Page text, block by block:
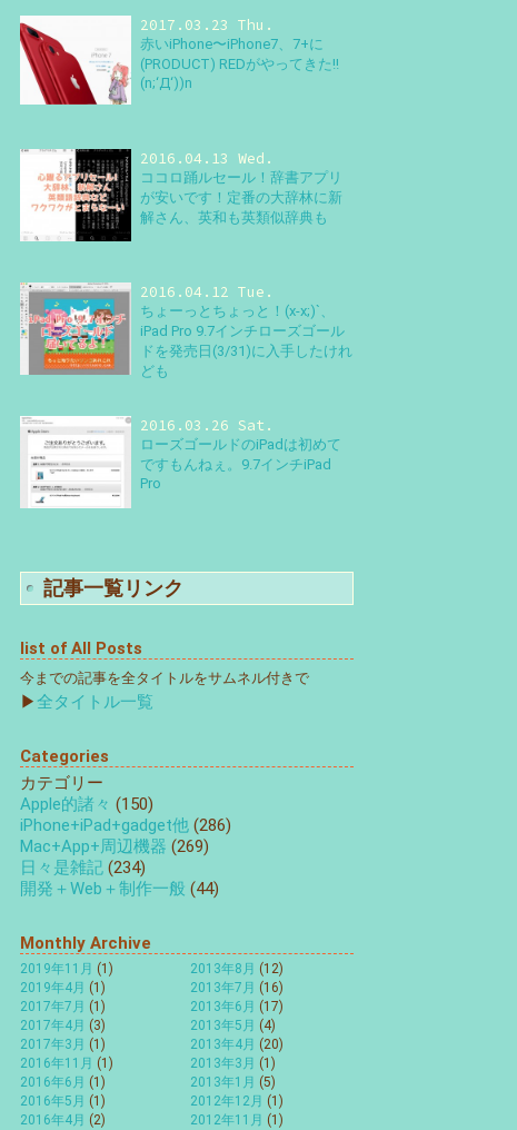
2017.03.23 Thu.
赤いiPhone〜iPhone7、7+に
(PRODUCT) REDがやってきた!!
(n;‘Д‘))n
2016.04.13 Wed.
ココロ踊ルセール！辞書アプリ
が安いです！定番の大辞林に新
解さん、英和も英類似辞典も
2016.04.12 Tue.
ちょーっとちょっと！(x-x;)`、
iPad Pro 9.7インチローズゴール
ドを発売日(3/31)に入手したけれ
ども
2016.03.26 Sat.
ローズゴールドのiPadは初めて
ですもんねぇ。9.7インチiPad
Pro
記事一覧リンク
list of All Posts
今までの記事を全タイトルをサムネル付きで
▶全タイトル一覧
Categories
カテゴリー
Apple的諸々 (150)
iPhone+iPad+gadget他 (286)
Mac+App+周辺機器 (269)
日々是雑記 (234)
開発＋Web＋制作一般 (44)
Monthly Archive
2019年11月 (1)
2019年4月 (1)
2017年7月 (1)
2017年4月 (3)
2017年3月 (1)
2016年11月 (1)
2016年6月 (1)
2016年5月 (1)
2016年4月 (2)
2013年8月 (12)
2013年7月 (16)
2013年6月 (17)
2013年5月 (4)
2013年4月 (20)
2013年3月 (1)
2013年1月 (5)
2012年12月 (1)
2012年11月 (1)